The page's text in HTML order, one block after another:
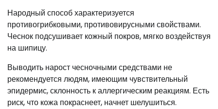
Народный способ характеризуется
противогрибковыми, противовирусными свойствами.
Чеснок подсушивает кожный покров, мягко воздействуя
на шипицу.
Выводить нарост чесночными средствами не
рекомендуется людям, имеющим чувствительный
эпидермис, склонность к аллергическим реакциям. Есть
риск, что кожа покраснеет, начнет шелушиться.